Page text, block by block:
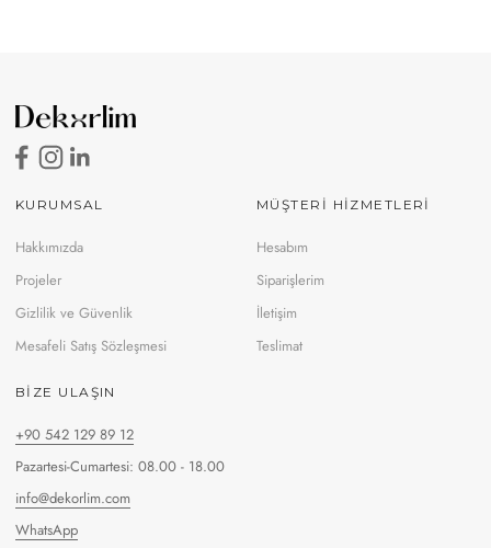
KURUMSAL
Hakkımızda
Projeler
Gizlilik ve Güvenlik
Mesafeli Satış Sözleşmesi
MÜŞTERİ HİZMETLERİ
Hesabım
Siparişlerim
İletişim
Teslimat
BIZE ULAŞIN
+90 542 129 89 12
Pazartesi-Cumartesi: 08.00 - 18.00
info@dekorlim.com
WhatsApp